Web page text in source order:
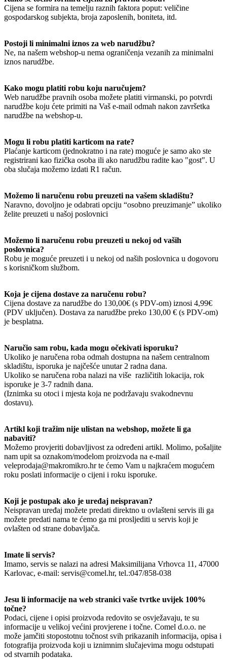
Cijena se formira na temelju raznih faktora poput: veličine
gospodarskog subjekta, broja zaposlenih, boniteta, itd.
Postoji li minimalni iznos za web narudžbu?
Ne, na našem webshop-u nema ograničenja vezanih za minimalni
iznos narudžbe.
Kako mogu platiti robu koju naručujem?
Web narudžbe pravnih osoba možete platiti virmanski, po potvrdi
narudžbe koju ćete primiti na Vaš e-mail odmah nakon završetka
narudžbe na webshop-u.
Mogu li robu platiti karticom na rate?
Plaćanje karticom (jednokratno i na rate) moguće je samo ako ste
registrirani kao fizička osoba ili ako narudžbu radite kao "gost". U
oba slučaja možemo izdati R1 račun.
Možemo li naručenu robu preuzeti na vašem skladištu?
Naravno, dovoljno je odabrati opciju “osobno preuzimanje” ukoliko
želite preuzeti u našoj poslovnici
Možemo li naručenu robu preuzeti u nekoj od vaših
poslovnica?
Robu je moguće preuzeti i u nekoj od naših poslovnica u dogovoru
s korisničkom službom.
Koja je cijena dostave za naručenu robu?
Cijena dostave za narudžbe do 130,00€ (s PDV-om) iznosi 4,99€
(PDV uključen). Dostava za narudžbe preko 130,00 € (s PDV-om)
je besplatna.
Naručio sam robu, kada mogu očekivati isporuku?
Ukoliko je naručena roba odmah dostupna na našem centralnom
skladištu, isporuka je najčešće unutar 2 radna dana.
Ukoliko se naručena roba nalazi na više različitih lokacija, rok
isporuke je 3-7 radnih dana.
(Iznimka su otoci i mjesta koja ne podržavaju svakodnevnu
dostavu).
Artikl koji tražim nije ulistan na webshop, možete li ga
nabaviti?
Možemo provjeriti dobavljivost za određeni artikl. Molimo, pošaljite
nam upit sa oznakom/modelom proizvoda na e-mail
veleprodaja@makromikro.hr te ćemo Vam u najkraćem mogućem
roku poslati informacije o cijeni i roku isporuke.
Koji je postupak ako je uređaj neispravan?
Neispravan uređaj možete predati direktno u ovlašteni servis ili ga
možete predati nama te ćemo ga mi prosljediti u servis koji je
ovlašten od strane dobavljača.
Imate li servis?
Imamo, servis se nalazi na adresi Maksimilijana Vrhovca 11, 47000
Karlovac, e-mail: servis@comel.hr, tel.:047/858-038
Jesu li informacije na web stranici vaše tvrtke uvijek 100%
točne?
Podaci, cijene i opisi proizvoda redovito se osvježavaju, te su
informacije u velikoj većini provjerene i točne. Comel d.o.o. ne
može jamčiti stopostotnu točnost svih prikazanih informacija, opisa i
fotografija proizvoda koji u iznimnim slučajevima mogu odstupati
od stvarnih podataka.